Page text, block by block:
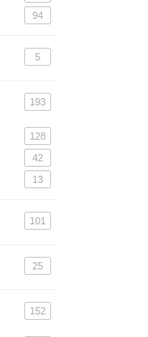
94
5
193
128
42
13
101
25
152